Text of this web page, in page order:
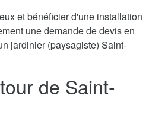
et bénéficier d'une installation
une demande de devis en
jardinier (paysagiste) Saint-
de Saint-